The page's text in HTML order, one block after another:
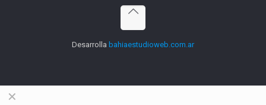
Desarrolla bahiaestudioweb.com.ar
✕